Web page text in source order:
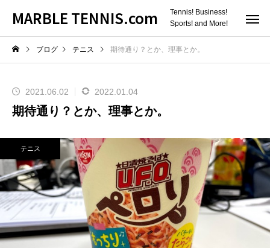
MARBLE TENNIS.com
Tennis! Business!
Sports! and More!
ブログ テニス 期待通り？とか、理事とか。
2021.06.02 2022.01.04
期待通り？とか、理事とか。
テニス